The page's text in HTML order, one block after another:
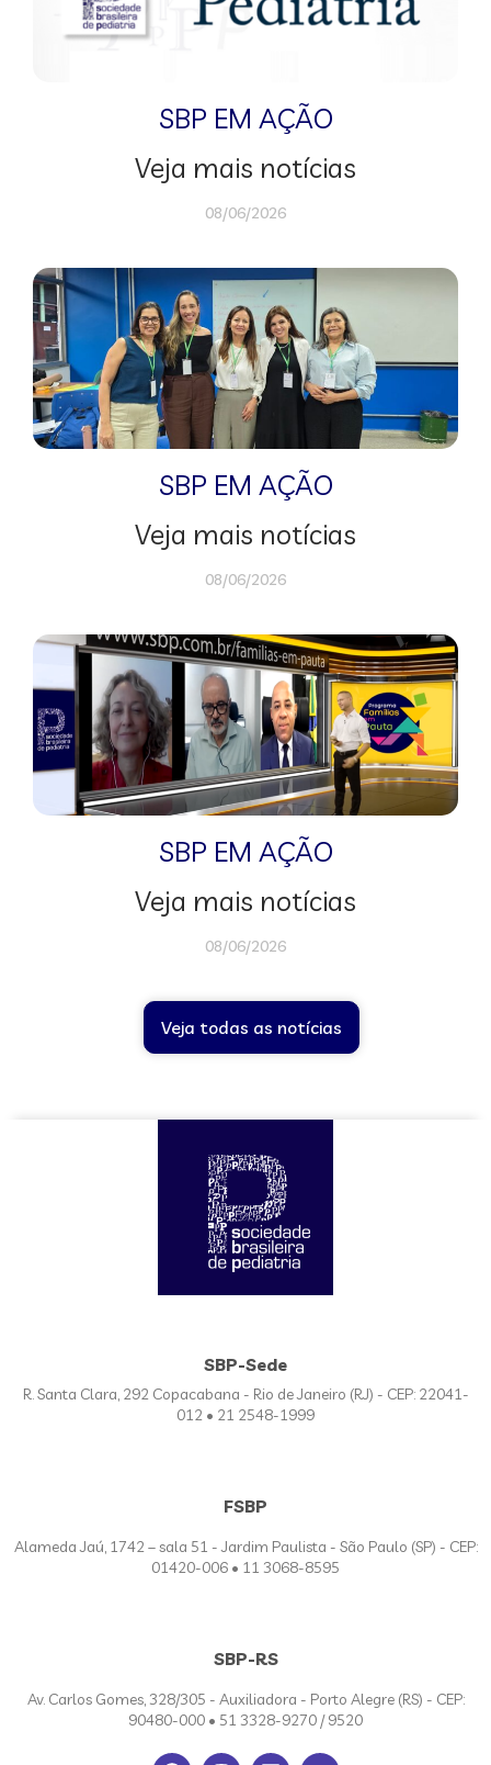
SBP EM AÇÃO
Veja mais notícias
08/06/2026
SBP EM AÇÃO
Veja mais notícias
08/06/2026
SBP EM AÇÃO
Veja mais notícias
08/06/2026
Veja todas as notícias
SBP-Sede
R. Santa Clara, 292 Copacabana - Rio de Janeiro (RJ) - CEP: 22041-
012 • 21 2548-1999
FSBP
Alameda Jaú, 1742 – sala 51 - Jardim Paulista - São Paulo (SP) - CEP:
01420-006 • 11 3068-8595
SBP-RS
Av. Carlos Gomes, 328/305 - Auxiliadora - Porto Alegre (RS) - CEP:
90480-000 • 51 3328-9270 / 9520